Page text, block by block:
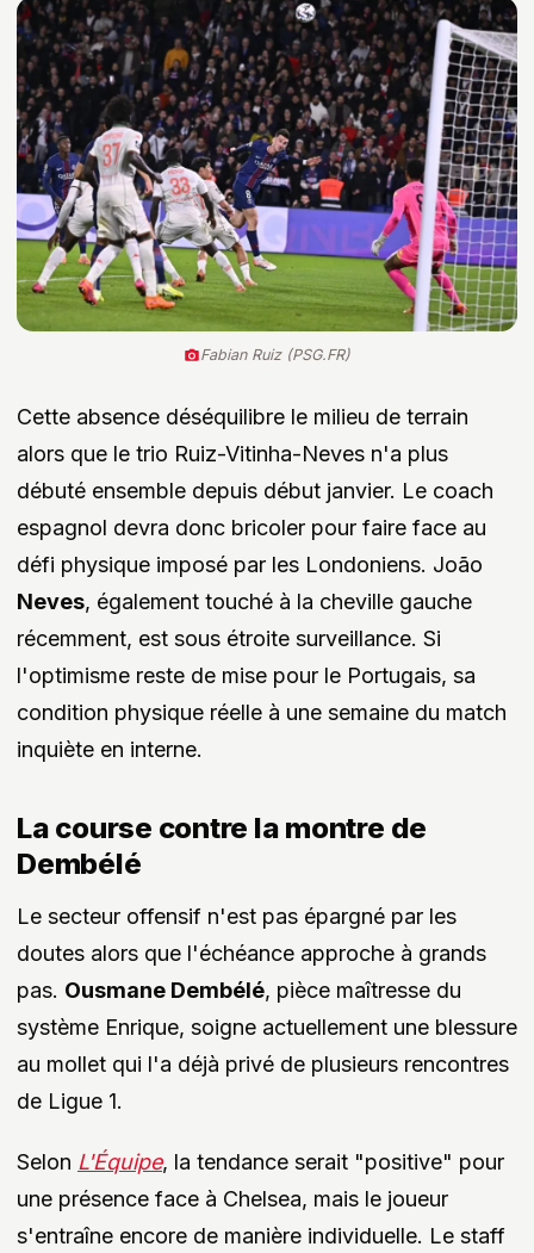
Fabian Ruiz (PSG.FR)
Cette absence déséquilibre le milieu de terrain
alors que le trio Ruiz-Vitinha-Neves n'a plus
débuté ensemble depuis début janvier. Le coach
espagnol devra donc bricoler pour faire face au
défi physique imposé par les Londoniens. João
Neves, également touché à la cheville gauche
récemment, est sous étroite surveillance. Si
l'optimisme reste de mise pour le Portugais, sa
condition physique réelle à une semaine du match
inquiète en interne.
La course contre la montre de
Dembélé
Le secteur offensif n'est pas épargné par les
doutes alors que l'échéance approche à grands
pas. Ousmane Dembélé, pièce maîtresse du
système Enrique, soigne actuellement une blessure
au mollet qui l'a déjà privé de plusieurs rencontres
de Ligue 1.
Selon L'Équipe, la tendance serait "positive" pour
une présence face à Chelsea, mais le joueur
s'entraîne encore de manière individuelle. Le staff